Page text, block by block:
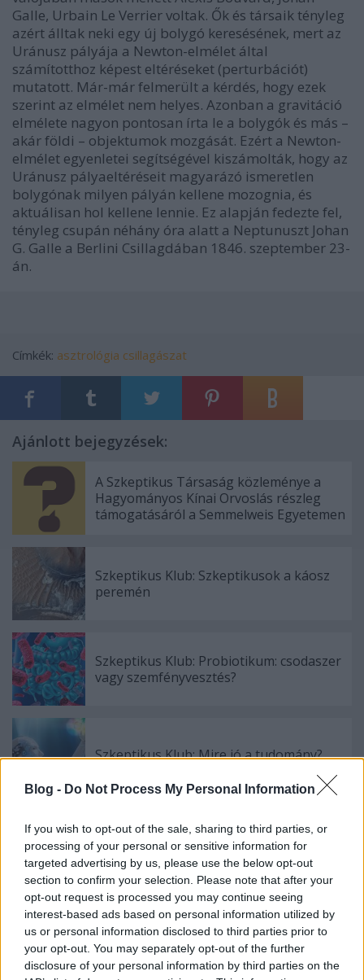
Blog - Do Not Process My Personal Information
If you wish to opt-out of the sale, sharing to third parties, or
processing of your personal or sensitive information for
targeted advertising by us, please use the below opt-out
section to confirm your selection. Please note that after your
opt-out request is processed you may continue seeing
interest-based ads based on personal information utilized by
us or personal information disclosed to third parties prior to
your opt-out. You may separately opt-out of the further
disclosure of your personal information by third parties on the
Galle, Urbain Le Verrier voltak. Ők és társaik tényleg
azért álltak neki egy új bolygó keresésének, mert az
Uránusz pályája a Newton-elmélet által
számítotthoz képest eltéréseket (perturbációt)
mutatott. Már-már felmerült a kérdés, hogy ezek
szerint az elmélet nem helyes. Azonban a gravitáció
elmélete nagyon pontosan írta le a bolygók és más –
akár földi – objektumok mozgását. Ezért a Newton-
elmélet egyenletei segítségével kiszámolták, hogy az
Uránusz pályaeltéréseit magyarázó ismeretlen
bolygónak milyen pályán kellene mozognia, és
aktuálisan hol kellene lennie. Ez alapján fedezte fel,
tényleg csupán néhány óra alatt a Neptunuszt Johan
G. Galle a Berlini Csillagdában 1846. szeptember 23-
án.
Címkék: asztrológia csillagászat
Ajánlott bejegyzések:
A Szkeptikus Társaság közleménye a
Hagyományos Kínai Orvoslás részleg
támogatásáról a Semmelweis Egyetemen
Szkeptikus Klub: Szkeptikusok a káosz
peremén
Szkeptikus Klub: Probiotikum: csodaszer
vagy szemfényvesztés?
Szkeptikus Klub: Mire jó a tudomány?
Szkeptikus Klub: Sci-fi, tudomány és
társadalom
Szólj hozzá!
A hozzászóláshoz be kell lépned!